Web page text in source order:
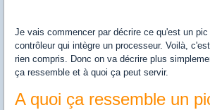
Je vais commencer par décrire ce qu'est un
contrôleur qui intègre un processeur. Voilà,
rien compris. Donc on va décrire plus
ça ressemble et à quoi ça peut servir.
A quoi ça ressemble un